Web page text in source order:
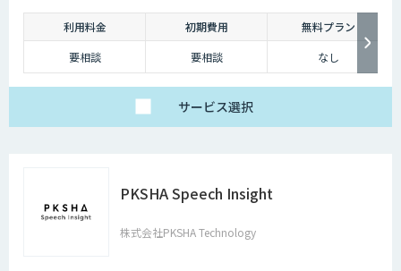
利用料金 初期費用
無料プラン
要相談
要相談 なし
サービス選択
PKSHA Speech Insight
株式会社PKSHA Technology